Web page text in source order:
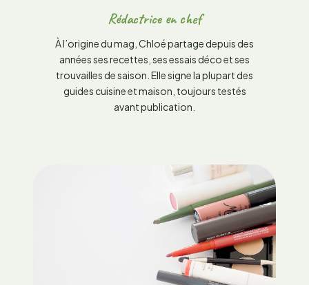
Rédactrice en chef
À l’origine du mag, Chloé partage depuis des
années ses recettes, ses essais déco et ses
trouvailles de saison. Elle signe la plupart des
guides cuisine et maison, toujours testés
avant publication.